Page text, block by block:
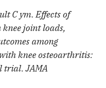
C ym. Effects of
knee joint loads,
among
knee osteoarthritis:
trial. JAMA